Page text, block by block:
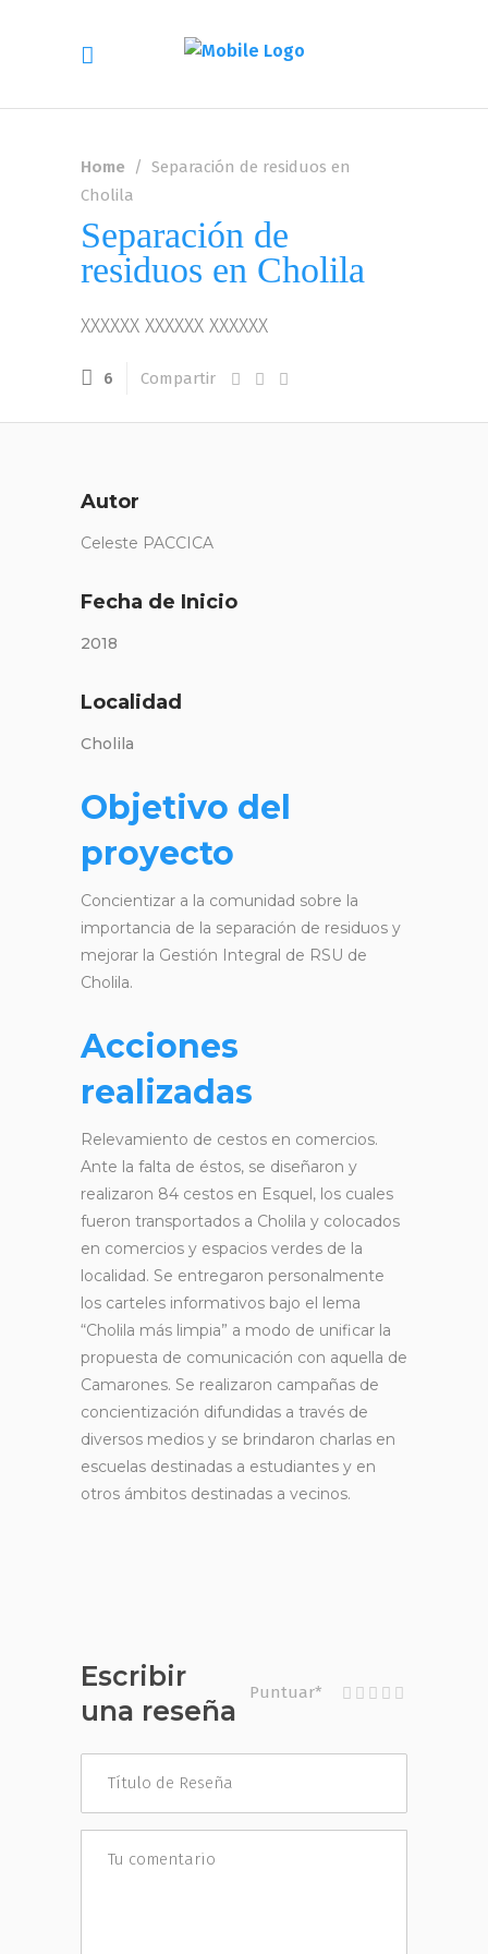
Home / Separación de residuos en
Cholila
Separación de
residuos en Cholila
XXXXXX XXXXXX XXXXXX
6 Compartir
Autor
Celeste PACCICA
Fecha de Inicio
2018
Localidad
Cholila
Objetivo del
proyecto
Concientizar a la comunidad sobre la
importancia de la separación de residuos y
mejorar la Gestión Integral de RSU de
Cholila.
Acciones
realizadas
Relevamiento de cestos en comercios.
Ante la falta de éstos, se diseñaron y
realizaron 84 cestos en Esquel, los cuales
fueron transportados a Cholila y colocados
en comercios y espacios verdes de la
localidad. Se entregaron personalmente
los carteles informativos bajo el lema
“Cholila más limpia” a modo de unificar la
propuesta de comunicación con aquella de
Camarones. Se realizaron campañas de
concientización difundidas a través de
diversos medios y se brindaron charlas en
escuelas destinadas a estudiantes y en
otros ámbitos destinadas a vecinos.
Escribir
una reseña
Puntuar*